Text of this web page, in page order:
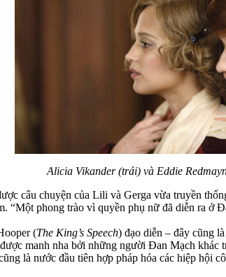
Alicia Vikander (trái) và Eddie
câu chuyện của Lili và Gerga vừa truyền
“Một phong trào vì quyền phụ nữ đã diễn ra ở
(The King’s Speech) đạo diễn – đây cũng
manh nha bởi những người Đan Mạch
là nước đầu tiên hợp pháp hóa các hiệp hội